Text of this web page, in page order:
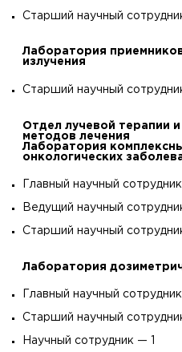
Старший научный
Лаборатория
излучения
Старший научный
Отдел лучевой терапии
методов лечения
Лаборатория
онкологических
Главный научный сотрудник
Ведущий научный
Старший научный
Лаборатория
Главный научный сотрудник
Старший научный
Научный сотрудник — 1